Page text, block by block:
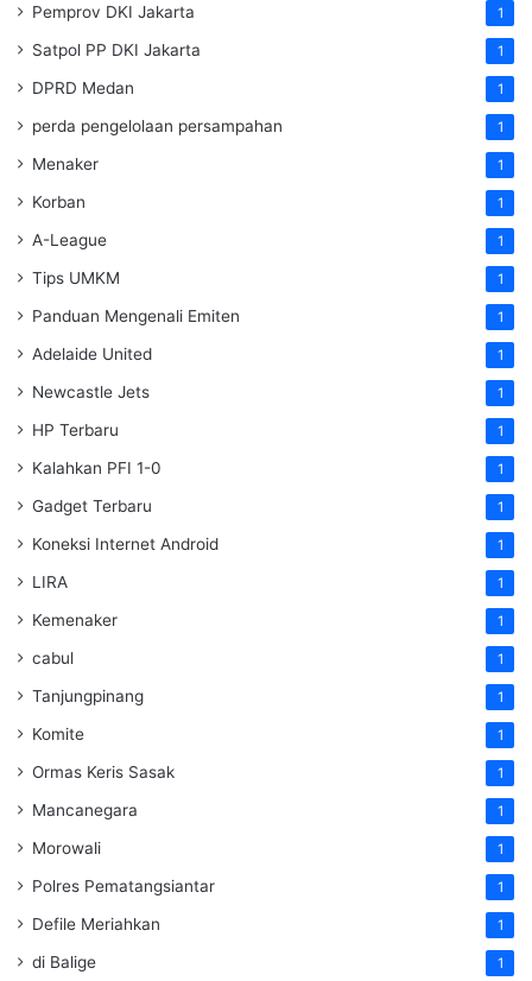
Pemprov DKI Jakarta 1
Satpol PP DKI Jakarta 1
DPRD Medan 1
perda pengelolaan persampahan 1
Menaker 1
Korban 1
A-League 1
Tips UMKM 1
Panduan Mengenali Emiten 1
Adelaide United 1
Newcastle Jets 1
HP Terbaru 1
Kalahkan PFI 1-0 1
Gadget Terbaru 1
Koneksi Internet Android 1
LIRA 1
Kemenaker 1
cabul 1
Tanjungpinang 1
Komite 1
Ormas Keris Sasak 1
Mancanegara 1
Morowali 1
Polres Pematangsiantar 1
Defile Meriahkan 1
di Balige 1